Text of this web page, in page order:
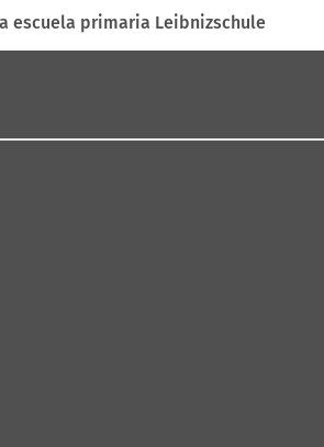
escuela primaria Leibnizschule